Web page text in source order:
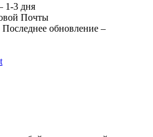
1-3 дня
Почты
обновление –